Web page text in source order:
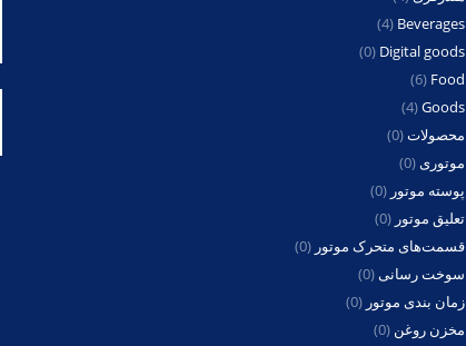
Beverages
(4)
Digital goods
(0)
Food
(6)
Goods
(4)
محصولات(0)
موتوری(0)
پوسته موتور (0)
تعلیق موتور (0)
قسمت‌های متحرک موتور (0)
سوخت رسانی(0)
زمان بندی موتور (0)
مخزن روغن (0)